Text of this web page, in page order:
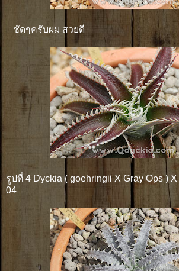
ชัดๆครับผม สวยดี
รูปที่ 4 Dyckia ( goehringii X Gray Ops )
04